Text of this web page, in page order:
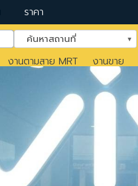
ราคา
ค้นหาสถานที่
งานตามสาย MRT งานขาย